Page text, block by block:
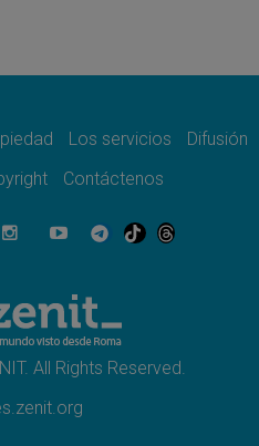
la guerra
masivo en Kyiv durante la
del Papa a Argentina
la visita del Papa
y la esperanza
Los servicios
Difusión
Contáctenos
All Rights Reserved.